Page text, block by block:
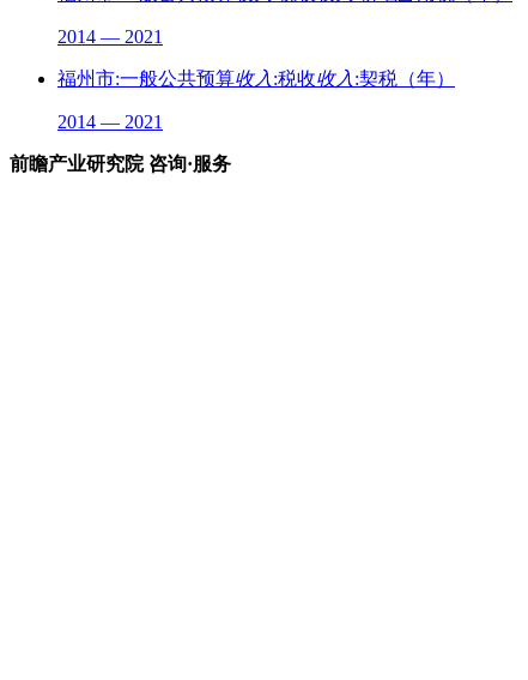
2014 — 2021
福州市:一般公共预算收入 :税收收入 :契税（年）
2014 — 2021
前瞻产业研究院 咨询·服务